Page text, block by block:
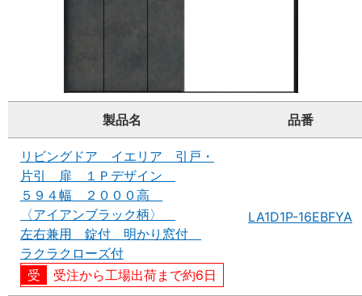
製品名 品番
リビングドア イエリア 引戸・
片引 扉 １Ｐデザイン
５９４幅 ２０００高
〈アイアンブラック柄〉
左右兼用 錠付 明かり窓付
ラクラクローズ付
受注から工場出荷まで約6日
LA1D1P-16EBFYA